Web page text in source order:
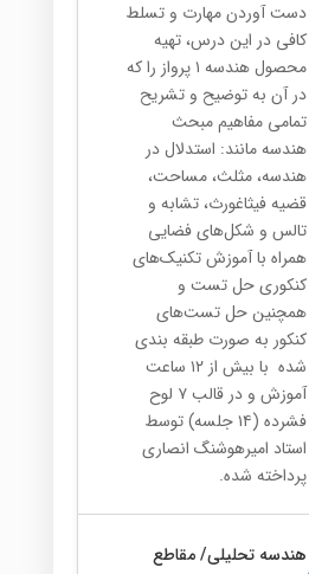
دست آوردن مهارت و تسلط
کافی در این درس، تهیه
محصول هندسه ۱ پرواز را که
در آن به توضیح و تشریح
تمامی مفاهیم مبحث
هندسه مانند: استدلال در
هندسه، مثلث، مساحت،
قضیه فیثاغورث، تشابه و
تالس و شکل‌های فضایی
همراه با آموزش تکنیک‌های
کنکوری حل تست و
همچنین حل تست‌های
کنکور به صورت طبقه بندی
شده با بیش از ۱۲ ساعت
آموزش و در قالب ۷ لوح
فشرده (۱۴ جلسه) توسط
استاد امیرهوشنگ انصاری
پرداخته شده.
هندسه تحلیلی/ مقاطع